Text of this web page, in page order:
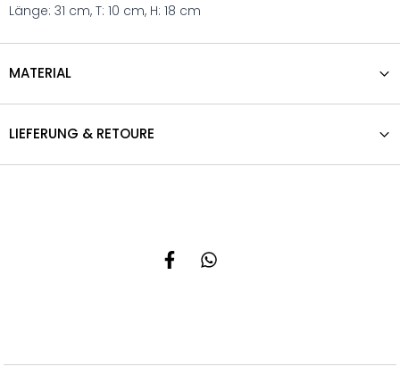
Länge: 31 cm, T: 10 cm, H: 18 cm
MATERIAL
LIEFERUNG & RETOURE